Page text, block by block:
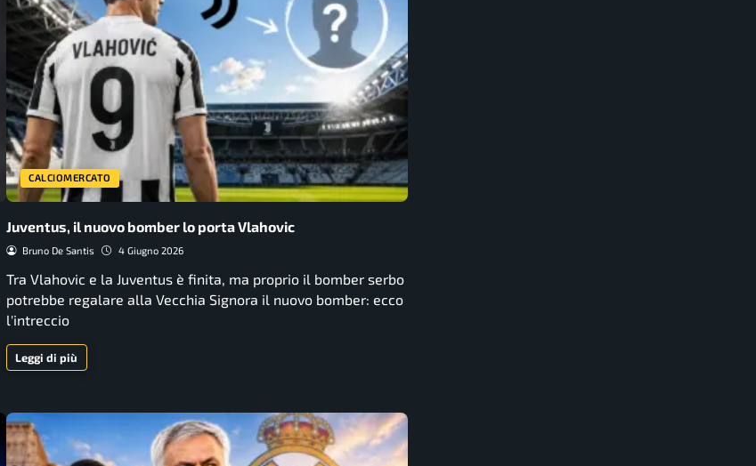
CALCIOMERCATO
Juventus, il nuovo bomber lo porta Vlahovic
Bruno De Santis 4 Giugno 2026
Tra Vlahovic e la Juventus è finita, ma proprio il bomber serbo
potrebbe regalare alla Vecchia Signora il nuovo bomber: ecco
l'intreccio
Leggi di più